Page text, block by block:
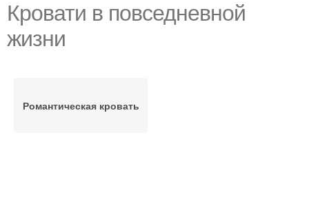
Кровати в повседневной
жизни
Романтическая кровать